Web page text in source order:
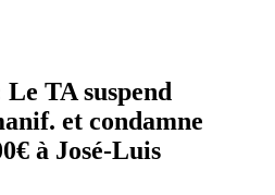
TA suspend
et condamne
à José-Luis